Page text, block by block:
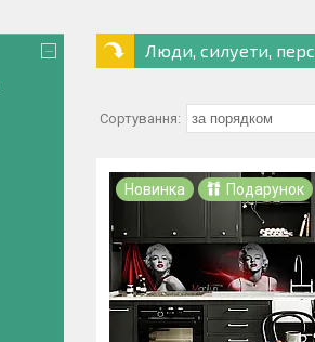
Люди, силуети,
Новинка Подарунок